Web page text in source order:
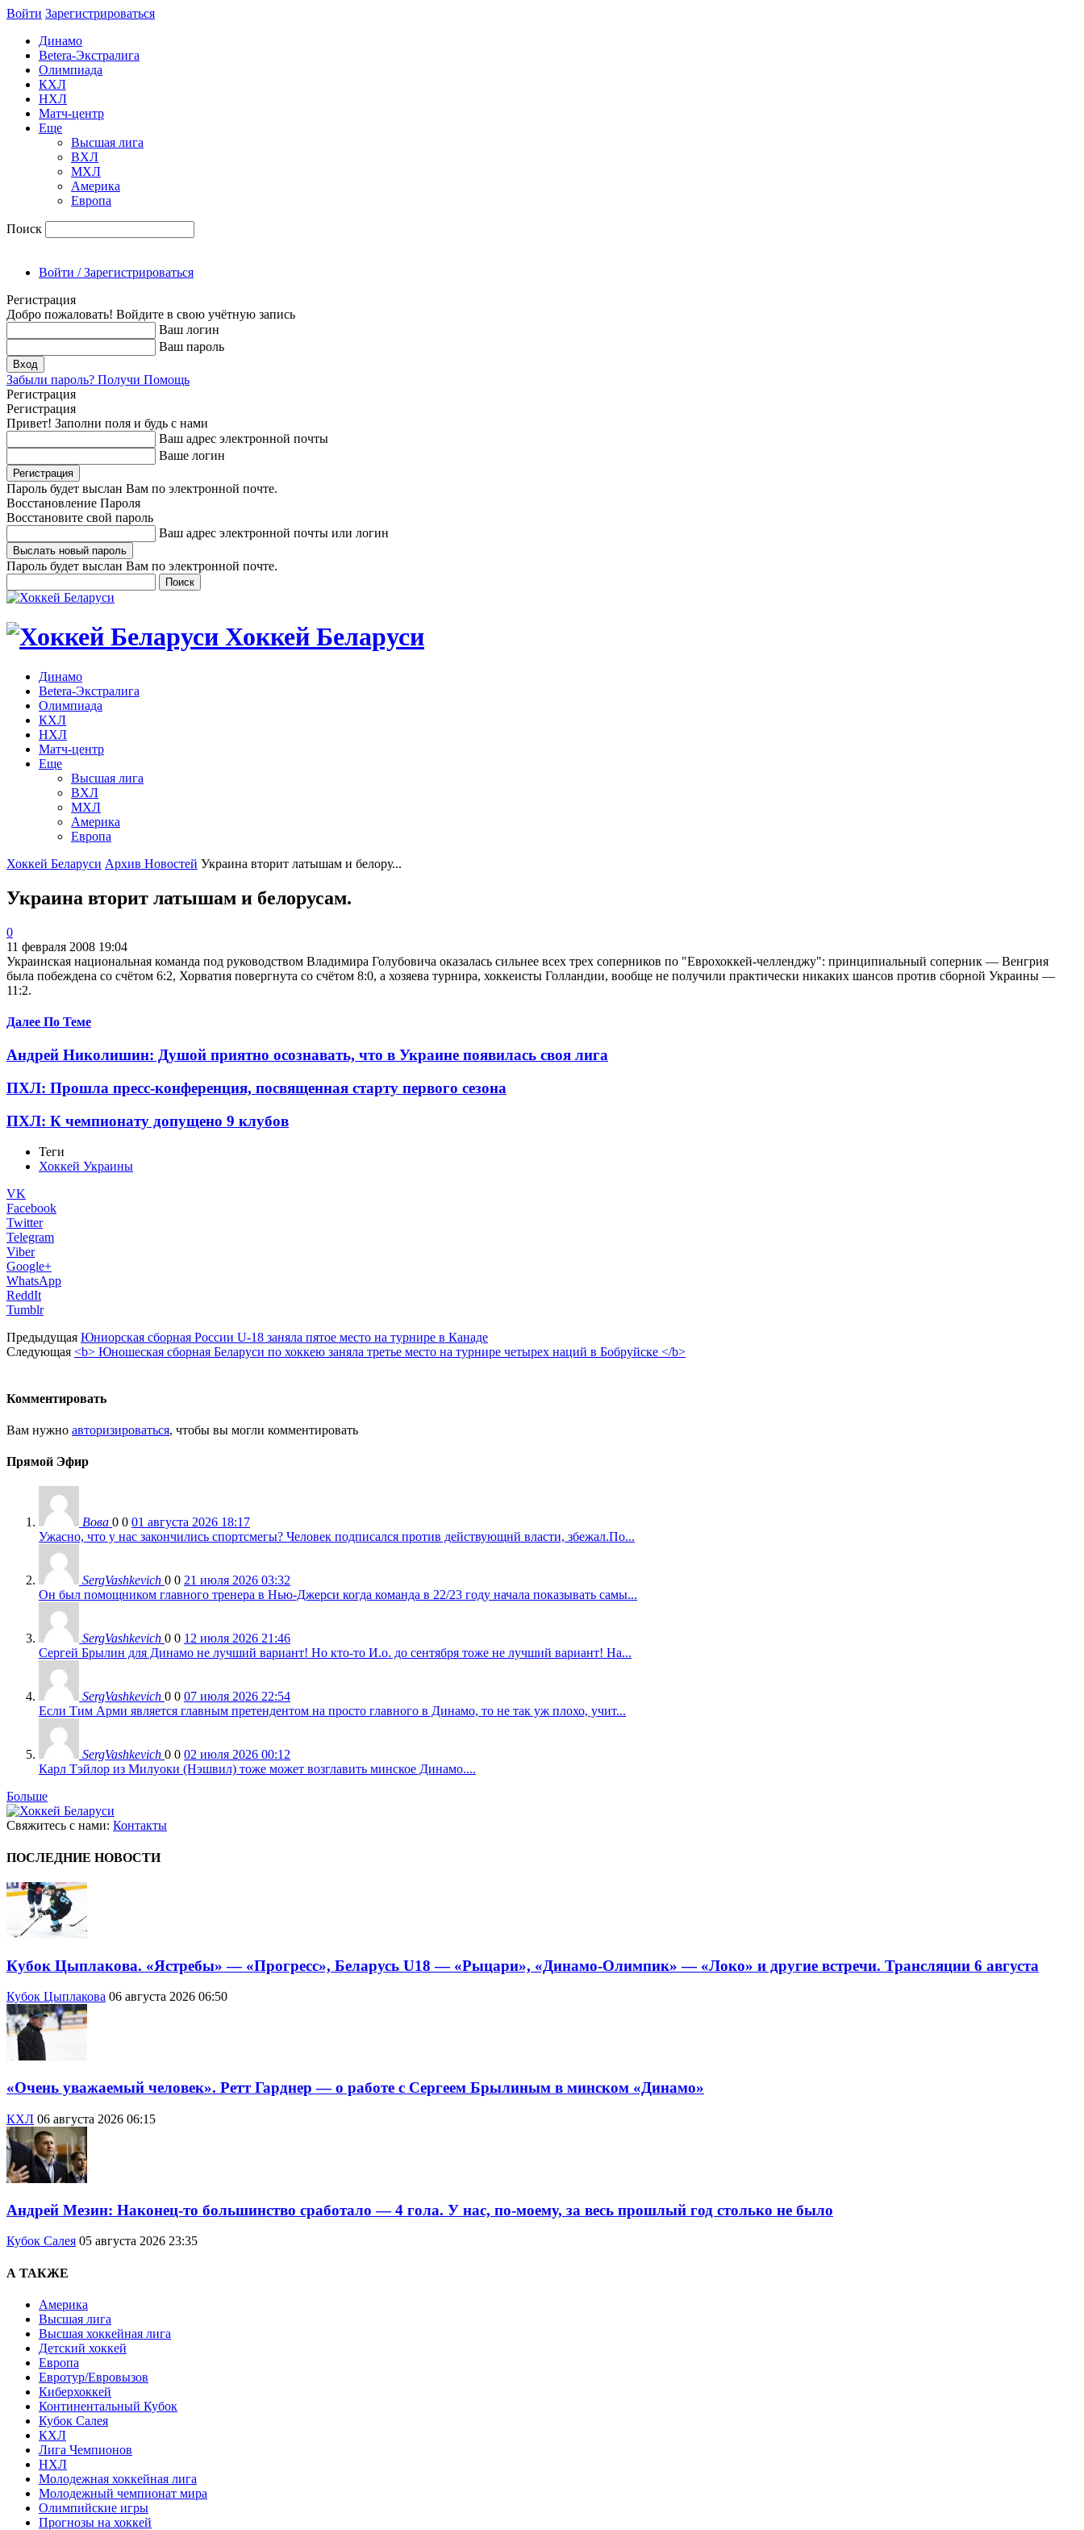
Войти Зарегиcтрироваться
Динамо
Betera-Экстралига
Олимпиада
КХЛ
НХЛ
Матч-центр
Еще
Высшая лига
ВХЛ
МХЛ
Америка
Европа
Поиск
Войти / Зарегистрироваться
Регистрация
Добро пожаловать! Войдите в свою учётную запись
Ваш логин
Ваш пароль
Забыли пароль? Получи Помощь
Регистрация
Регистрация
Привет! Заполни поля и будь с нами
Ваш адрес электронной почты
Ваше логин
Пароль будет выслан Вам по электронной почте.
Восстановление Пароля
Восстановите свой пароль
Ваш адрес электронной почты или логин
Пароль будет выслан Вам по электронной почте.
Хоккей Беларуси
Динамо
Betera-Экстралига
Олимпиада
КХЛ
НХЛ
Матч-центр
Еще
Высшая лига
ВХЛ
МХЛ
Америка
Европа
Хоккей Беларуси Архив Новостей Украина вторит латышам и белору...
Украина вторит латышам и белорусам.
0
11 февраля 2008 19:04
Украинская национальная команда под руководством Владимира Голубовича оказалась сильнее всех трех соперников по "Еврохоккей-челленджу": принципиальный соперник — Венгрия
была побеждена со счётом 6:2, Хорватия повергнута со счётом 8:0, а хозяева турнира, хоккеисты Голландии, вообще не получили практически никаких шансов против сборной Украины —
11:2.
Далее По Теме
Андрей Николишин: Душой приятно осознавать, что в Украине появилась своя лига
ПХЛ: Прошла пресс-конференция, посвященная старту первого сезона
ПХЛ: К чемпионату допущено 9 клубов
Теги
Хоккей Украины
VK
Facebook
Twitter
Telegram
Viber
Google+
WhatsApp
ReddIt
Tumblr
Предыдущая Юниорская сборная России U-18 заняла пятое место на турнире в Канаде
Следующая <b> Юношеская сборная Беларуси по хоккею заняла третье место на турнире четырех наций в Бобруйске </b>
Комментировать
Вам нужно авторизироваться, чтобы вы могли комментировать
Прямой Эфир
Вова 0 0 01 августа 2026 18:17
Ужасно, что у нас закончились спортсмегы? Человек подписался против действующнй власти, збежал.По...
SergVashkevich 0 0 21 июля 2026 03:32
Он был помощником главного тренера в Нью-Джерси когда команда в 22/23 году начала показывать самы...
SergVashkevich 0 0 12 июля 2026 21:46
Сергей Брылин для Динамо не лучший вариант! Но кто-то И.о. до сентября тоже не лучший вариант! На...
SergVashkevich 0 0 07 июля 2026 22:54
Если Тим Арми является главным претендентом на просто главного в Динамо, то не так уж плохо, учит...
SergVashkevich 0 0 02 июля 2026 00:12
Карл Тэйлор из Милуоки (Нэшвил) тоже может возглавить минское Динамо....
Больше
Свяжитесь с нами: Контакты
ПОСЛЕДНИЕ НОВОСТИ
Кубок Цыплакова. «Ястребы» — «Прогресс», Беларусь U18 — «Рыцари», «Динамо-Олимпик» — «Локо» и другие встречи. Трансляции 6 августа
Кубок Цыплакова 06 августа 2026 06:50
«Очень уважаемый человек». Ретт Гарднер — о работе с Сергеем Брылиным в минском «Динамо»
КХЛ 06 августа 2026 06:15
Андрей Мезин: Наконец-то большинство сработало — 4 гола. У нас, по-моему, за весь прошлый год столько не было
Кубок Салея 05 августа 2026 23:35
А ТАКЖЕ
Америка
Высшая лига
Высшая хоккейная лига
Детский хоккей
Европа
Евротур/Евровызов
Киберхоккей
Континентальный Кубок
Кубок Салея
КХЛ
Лига Чемпионов
НХЛ
Молодежная хоккейная лига
Молодежный чемпионат мира
Олимпийские игры
Прогнозы на хоккей